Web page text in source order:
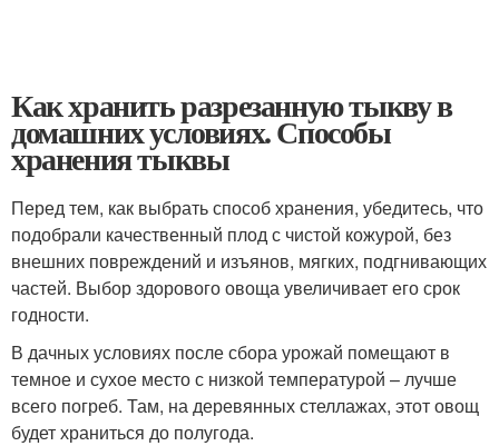
Как хранить разрезанную тыкву в
домашних условиях. Способы
хранения тыквы
Перед тем, как выбрать способ хранения, убедитесь, что
подобрали качественный плод с чистой кожурой, без
внешних повреждений и изъянов, мягких, подгнивающих
частей. Выбор здорового овоща увеличивает его срок
годности.
В дачных условиях после сбора урожай помещают в
темное и сухое место с низкой температурой – лучше
всего погреб. Там, на деревянных стеллажах, этот овощ
будет храниться до полугода.